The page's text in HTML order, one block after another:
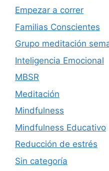
Empezar a correr
Familias Conscientes
Grupo meditación
Inteligencia Emocional
MBSR
Meditación
Mindfulness
Mindfulness Educativo
Reducción de estrés
Sin categoría